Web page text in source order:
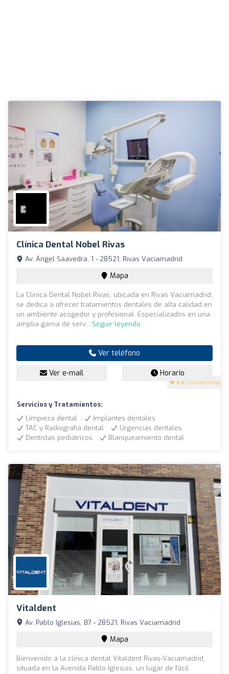
Clínica Dental Nobel Rivas
4.8 (139 opiniones)
Av. Ángel Saavedra, 1 - 28521, Rivas Vaciamadrid
Mapa
La Clínica Dental Nobel Rivas, ubicada en Rivas Vaciamadrid,
se dedica a ofrecer tratamientos dentales de alta calidad en
un ambiente acogedor y profesional. Especializados en una
amplia gama de serv... Seguir leyendo
Ver teléfono
Ver e-mail Horario
Servicios y Tratamientos:
Limpieza dental
Implantes dentales
TAC y Radiografía dental
Urgencias dentales
Dentistas pediátricos
Blanqueamiento dental
Vitaldent
Av. Pablo Iglesias, 87 - 28521, Rivas Vaciamadrid
Mapa
Bienvenido a la clínica dental Vitaldent Rivas-Vaciamadrid,
situada en la Avenida Pablo Iglesias, un lugar de fácil